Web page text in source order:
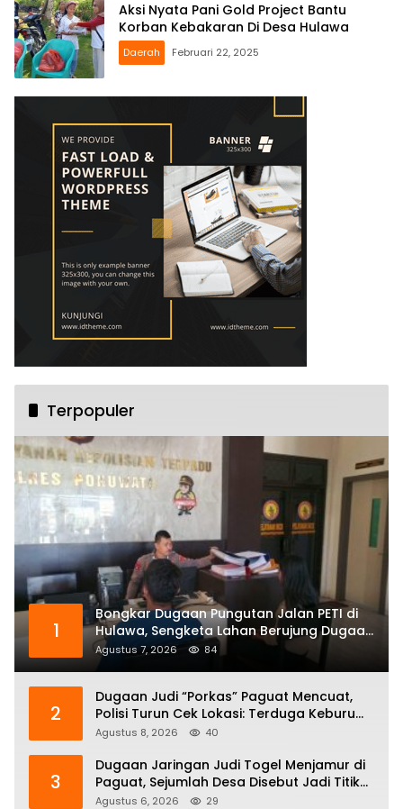
Aksi Nyata Pani Gold Project Bantu
Korban Kebakaran Di Desa Hulawa
Daerah Februari 22, 2025
Terpopuler
1
Bongkar Dugaan Pungutan Jalan PETI di
Hulawa, Sengketa Lahan Berujung Dugaan
Pengeroyokan
Agustus 7, 2026 84
2
Dugaan Judi “Porkas” Paguat Mencuat,
Polisi Turun Cek Lokasi: Terduga Keburu
Menghilang
Agustus 8, 2026 40
3
Dugaan Jaringan Judi Togel Menjamur di
Paguat, Sejumlah Desa Disebut Jadi Titik
Operasi
Agustus 6, 2026 29